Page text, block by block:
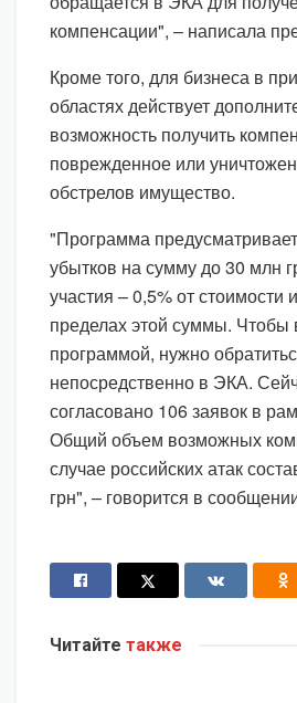
компенсации", – написала
Кроме того, для бизнеса в
областях действует
возможность получить
поврежденное или
обстрелов имущество.
"Программа
убытков на сумму до 30 млн
участия – 0,5% от стоимости
пределах этой суммы. Чтобы
программой, нужно
непосредственно в ЭКА.
согласовано 106 заявок в
Общий объем возможных
случае российских атак
грн", – говорится в
Читайте также